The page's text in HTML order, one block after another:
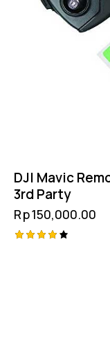
DJI Mavic
3rd Party
Rp150,000.00